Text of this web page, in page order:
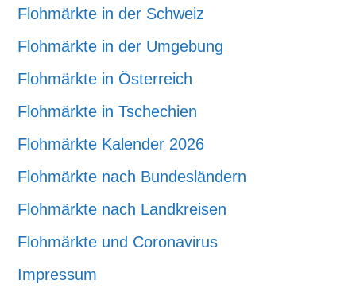
Flohmärkte in der Schweiz
Flohmärkte in der Umgebung
Flohmärkte in Österreich
Flohmärkte in Tschechien
Flohmärkte Kalender 2026
Flohmärkte nach Bundesländern
Flohmärkte nach Landkreisen
Flohmärkte und Coronavirus
Impressum